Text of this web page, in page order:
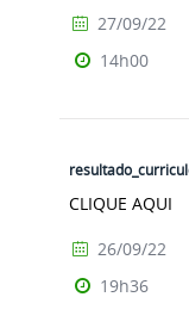
27/09/22
14h00
CLIQUE AQUI
26/09/22
19h36